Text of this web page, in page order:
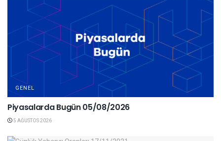
GENEL
Piyasalarda Bugün 05/08/2026
5 AĞUSTOS 2026